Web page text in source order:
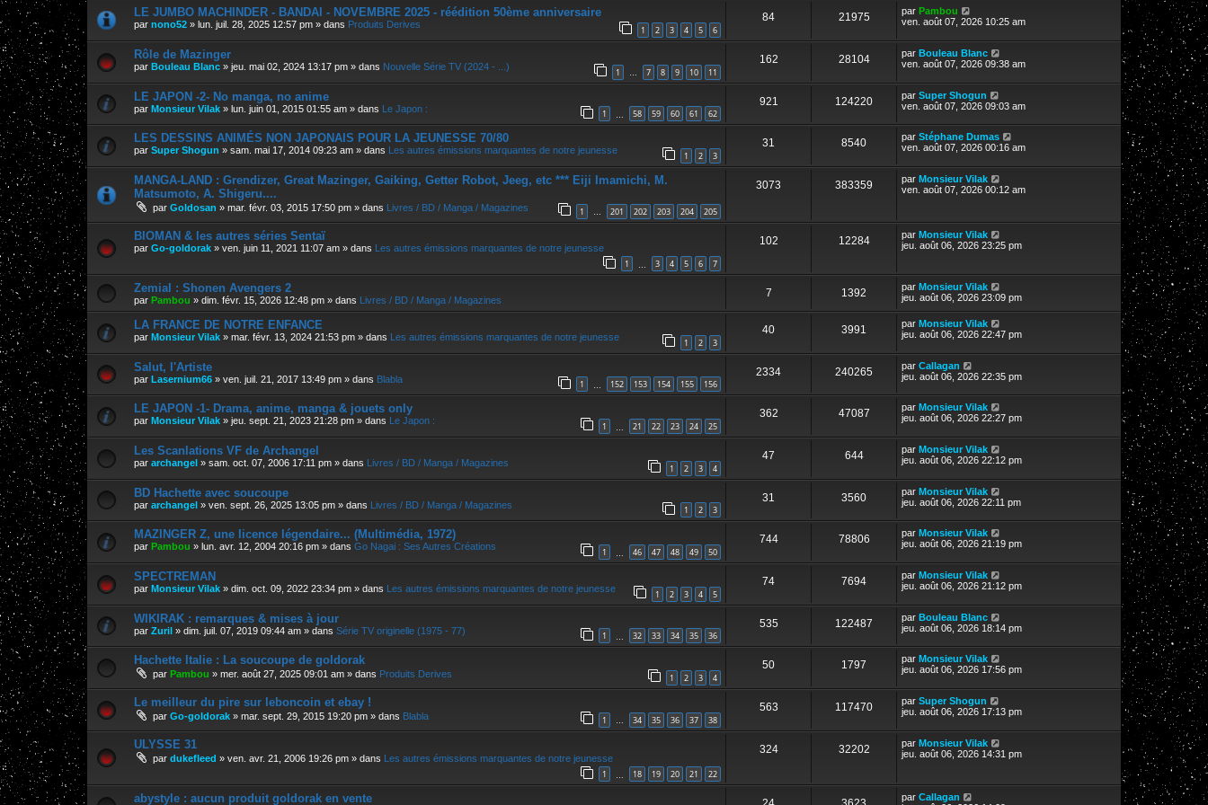
LE JUMBO MACHINDER - BANDAI - NOVEMBRE 2025 - réédition 50ème anniversaire
par nono52 » lun. juil. 28, 2025 12:57 pm » dans Produits Derives 1 2 3 4 5 6
84 21975 par Pambou
ven. août 07, 2026 10:25 am
Rôle de Mazinger
par Bouleau Blanc » jeu. mai 02, 2024 13:17 pm » dans Nouvelle Série TV (2024 - ...) 1 … 7 8 9 10 11
162 28104 par Bouleau Blanc
ven. août 07, 2026 09:38 am
LE JAPON -2- No manga, no anime
par Monsieur Vilak » lun. juin 01, 2015 01:55 am » dans Le Japon : 1 58 59 60 61 62
921 124220 par Super Shogun
ven. août 07, 2026 09:03 am
LES DESSINS ANIMÉS NON JAPONAIS POUR LA JEUNESSE 70/80
par Super Shogun » sam. mai 17, 2014 09:23 am » dans Les autres émissions marquantes de notre jeunesse 1 2 3
31 8540 par Stéphane Dumas
ven. août 07, 2026 00:16 am
MANGA-LAND : Grendizer, Great Mazinger, Gaiking, Getter Robot, Jeeg, etc *** Eiji Imamichi, M.
Matsumoto, A. Shigeru....
par Goldosan » mar. févr. 03, 2015 17:50 pm » dans Livres / BD / Manga / Magazines 1 … 201 202 203 204 205
3073 383359 par Monsieur Vilak
ven. août 07, 2026 00:12 am
BIOMAN & les autres séries Sentaï
par Go-goldorak » ven. juin 11, 2021 11:07 am » dans Les autres émissions marquantes de notre jeunesse
1 3 4 5 6 7
102 12284 par Monsieur Vilak
jeu. août 06, 2026 23:25 pm
Zemial : Shonen Avengers 2
par Pambou » dim. févr. 15, 2026 12:48 pm » dans Livres / BD / Manga / Magazines
7 1392 par Monsieur Vilak
jeu. août 06, 2026 23:09 pm
LA FRANCE DE NOTRE ENFANCE
par Monsieur Vilak » mar. févr. 13, 2024 21:53 pm » dans Les autres émissions marquantes de notre jeunesse 1 2 3
40 3991 par Monsieur Vilak
jeu. août 06, 2026 22:47 pm
Salut, l'Artiste
par Lasernium66 » ven. juil. 21, 2017 13:49 pm » dans Blabla 1 152 153 154 155 156
2334 240265 par Callagan
jeu. août 06, 2026 22:35 pm
LE JAPON -1- Drama, anime, manga & jouets only
par Monsieur Vilak » jeu. sept. 21, 2023 21:28 pm » dans Le Japon : 1 21 22 23 24 25
362 47087 par Monsieur Vilak
jeu. août 06, 2026 22:27 pm
Les Scanlations VF de Archangel
par archangel » sam. oct. 07, 2006 17:11 pm » dans Livres / BD / Manga / Magazines 1 2 3 4
47 644 par Monsieur Vilak
jeu. août 06, 2026 22:12 pm
BD Hachette avec soucoupe
par archangel » ven. sept. 26, 2025 13:05 pm » dans Livres / BD / Manga / Magazines 1 2 3
31 3560 par Monsieur Vilak
jeu. août 06, 2026 22:11 pm
MAZINGER Z, une licence légendaire... (Multimédia, 1972)
par Pambou » lun. avr. 12, 2004 20:16 pm » dans Go Nagai : Ses Autres Créations 1 46 47 48 49 50
744 78806 par Monsieur Vilak
jeu. août 06, 2026 21:19 pm
SPECTREMAN
par Monsieur Vilak » dim. oct. 09, 2022 23:34 pm » dans Les autres émissions marquantes de notre jeunesse 1 2 3 4 5
74 7694 par Monsieur Vilak
jeu. août 06, 2026 21:12 pm
WIKIRAK : remarques & mises à jour
par Zuril » dim. juil. 07, 2019 09:44 am » dans Série TV originelle (1975 - 77) 1 32 33 34 35 36
535 122487 par Bouleau Blanc
jeu. août 06, 2026 18:14 pm
Hachette Italie : La soucoupe de goldorak
par Pambou » mer. août 27, 2025 09:01 am » dans Produits Derives 1 2 3 4
50 1797 par Monsieur Vilak
jeu. août 06, 2026 17:56 pm
Le meilleur du pire sur leboncoin et ebay !
par Go-goldorak » mar. sept. 29, 2015 19:20 pm » dans Blabla 1 … 34 35 36 37 38
563 117470 par Super Shogun
jeu. août 06, 2026 17:13 pm
ULYSSE 31
par dukefleed » ven. avr. 21, 2006 19:26 pm » dans Les autres émissions marquantes de notre jeunesse
1 18 19 20 21 22
324 32202 par Monsieur Vilak
jeu. août 06, 2026 14:31 pm
abystyle : aucun produit goldorak en vente par Callagan